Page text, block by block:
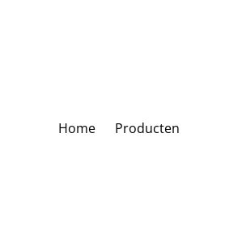
Home Producten